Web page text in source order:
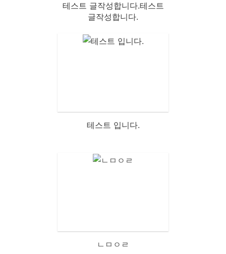
테스트 글작성합니다.테스트
글작성합니다.
테스트 입니다.
ㄴㅁㅇㄹ